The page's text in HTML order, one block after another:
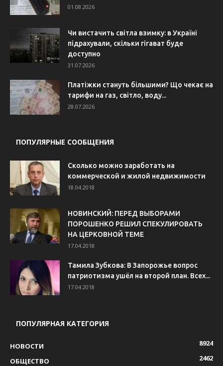
01.08.2026
Чи вистачить світла взимку: в Україні
підрахували, скільки гігават буде
доступно
31.07.2026
Платіжки стануть більшими? Що чекає на
тарифи на газ, світло, воду...
28.07.2026
ПОПУЛЯРНЫЕ СООБЩЕНИЯ
Сколько можно заработать на
коммерческой и жилой недвижимости
18.04.2018
НОВИНСКИЙ: ПЕРЕД ВЫБОРАМИ
ПОРОШЕНКО РЕШИЛ СПЕКУЛИРОВАТЬ
НА ЦЕРКОВНОЙ ТЕМЕ
17.04.2018
Тамила Зубкова: В Запорожье вопрос
патриотизма ушёл на второй план. Всех...
17.04.2018
ПОПУЛЯРНАЯ КАТЕГОРИЯ
НОВОСТИ
8924
ОБЩЕСТВО
2462